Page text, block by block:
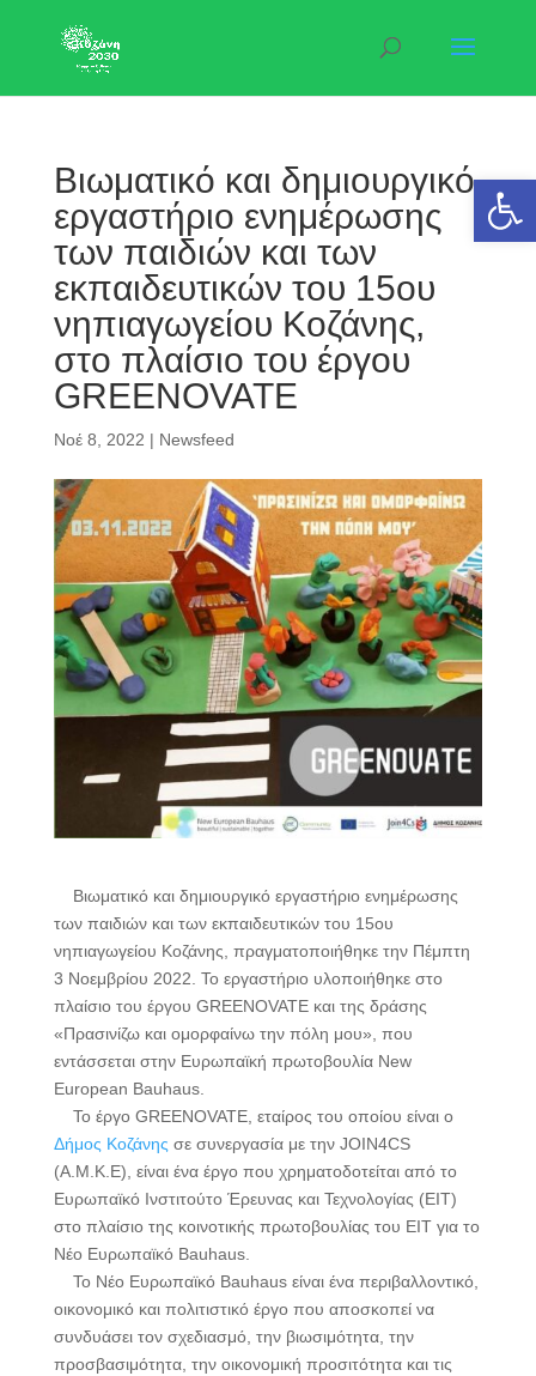
Βιωματικό και δημιουργικό
εργαστήριο ενημέρωσης
των παιδιών και των
εκπαιδευτικών του 15ου
νηπιαγωγείου Κοζάνης,
στο πλαίσιο του έργου
GREENOVATE
Νοέ 8, 2022 | Newsfeed
Βιωματικό και δημιουργικό εργαστήριο ενημέρωσης
των παιδιών και των εκπαιδευτικών του 15ου
νηπιαγωγείου Κοζάνης, πραγματοποιήθηκε την Πέμπτη
3 Νοεμβρίου 2022. Το εργαστήριο υλοποιήθηκε στο
πλαίσιο του έργου GREENOVATE και της δράσης
«Πρασινίζω και ομορφαίνω την πόλη μου», που
εντάσσεται στην Ευρωπαϊκή πρωτοβουλία New
European Bauhaus.
Το έργο GREENOVATE, εταίρος του οποίου είναι ο
Δήμος Κοζάνης σε συνεργασία με την JOIN4CS
(Α.Μ.Κ.Ε), είναι ένα έργο που χρηματοδοτείται από το
Ευρωπαϊκό Ινστιτούτο Έρευνας και Τεχνολογίας (EIT)
στο πλαίσιο της κοινοτικής πρωτοβουλίας του EIT για το
Νέο Ευρωπαϊκό Bauhaus.
Το Νέο Ευρωπαϊκό Bauhaus είναι ένα περιβαλλοντικό,
οικονομικό και πολιτιστικό έργο που αποσκοπεί να
συνδυάσει τον σχεδιασμό, την βιωσιμότητα, την
προσβασιμότητα, την οικονομική προσιτότητα και τις